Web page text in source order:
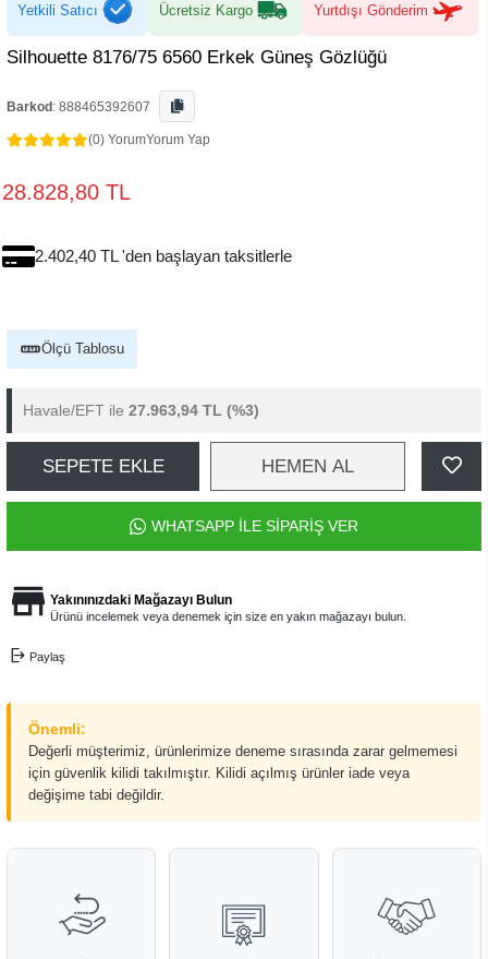
Yetkili Satıcı Ücretsiz Kargo Yurtdışı Gönderim
Silhouette 8176/75 6560 Erkek Güneş Gözlüğü
Barkod : 888465392607
(0) YorumYorum Yap
28.828,80 TL
2.402,40 TL 'den başlayan taksitlerle
Ölçü Tablosu
Havale/EFT ile 27.963,94 TL (%3)
SEPETE EKLE HEMEN AL
WHATSAPP İLE SİPARİŞ VER
Yakınınızdaki Mağazayı Bulun
Ürünü incelemek veya denemek için size en yakın mağazayı bulun.
Paylaş
Önemli:
Değerli müşterimiz, ürünlerimize deneme sırasında zarar gelmemesi
için güvenlik kilidi takılmıştır. Kilidi açılmış ürünler iade veya
değişime tabi değildir.